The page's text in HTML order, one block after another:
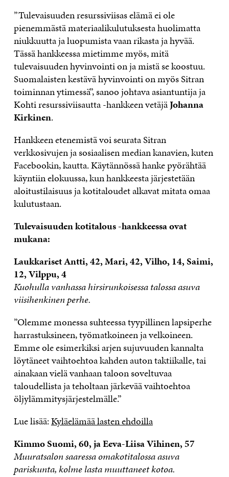
”Tulevaisuuden resurssiviisas elämä ei ole
pienemmästä materiaalikulutuksesta huolimatta
niukkuutta ja luopumista vaan rikasta ja hyvää.
Tässä hankkeessa mietimme myös, mitä
tulevaisuuden hyvinvointi on ja mistä se koostuu.
Suomalaisten kestävä hyvinvointi on myös Sitran
toiminnan ytimessä”, sanoo johtava asiantuntija ja
Kohti resurssiviisautta -hankkeen vetäjäJohanna
Kirkinen.
Hankkeen etenemistä voi seurata Sitran
verkkosivujen ja sosiaalisen median kanavien, kuten
Facebookin, kautta. Käytännössä hanke pyörähtää
käyntiin elokuussa, kun hankkeesta järjestetään
aloitustilaisuus ja kotitaloudet alkavat mitata omaa
kulutustaan.
Tulevaisuuden kotitalous -hankkeessa ovat
mukana:
Laukkariset Antti, 42, Mari, 42, Vilho, 14, Saimi,
12, Vilppu, 4
Kuohulla vanhassa hirsirunkoisessa talossa asuva
viisihenkinen perhe.
”Olemme monessa suhteessa tyypillinen lapsiperhe
harrastuksineen, työmatkoineen ja velkoineen.
Emme ole esimerkiksi arjen sujuvuuden kannalta
löytäneet vaihtoehtoa kahden auton taktiikalle, tai
ainakaan vielä vanhaan taloon soveltuvaa
taloudellista ja teholtaan järkevää vaihtoehtoa
öljylämmitysjärjestelmälle.”
Lue lisää:Kyläelämää lasten ehdoilla
Kimmo Suomi, 60, ja Eeva-Liisa Vihinen, 57
Muuratsalon saaressa omakotitalossa asuva
pariskunta, kolme lasta muuttaneet kotoa.